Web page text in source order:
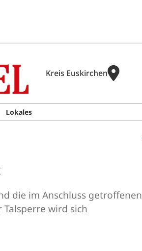
Kreis Euskirchen
Lokales
die im Anschluss getroffenen
wird sich